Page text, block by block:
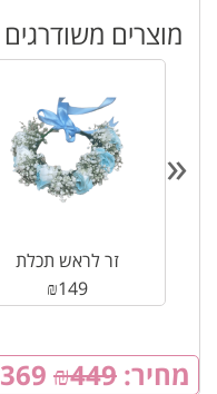
מחיר: ₪449
369
מוצרים משודרגים
זר לראש תכלת
₪149
«